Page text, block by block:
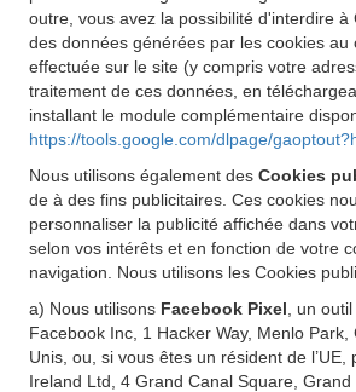
outre, vous avez la possibilité d'interdire à
des données générées par les cookies au
effectuée sur le site (y compris votre
traitement de ces données, en
installant le module complémentaire
https://tools.google.com/dlpage/
Nous utilisons également des Cookies
de à des fins publicitaires. Ces cookies
personnaliser la publicité affichée dans
selon vos intérêts et en fonction de votre
navigation. Nous utilisons les Cookies
a) Nous utilisons Facebook Pixel , un
Facebook Inc, 1 Hacker Way, Menlo Park,
Unis, ou, si vous êtes un résident de l’UE,
Ireland Ltd, 4 Grand Canal Square, Grand